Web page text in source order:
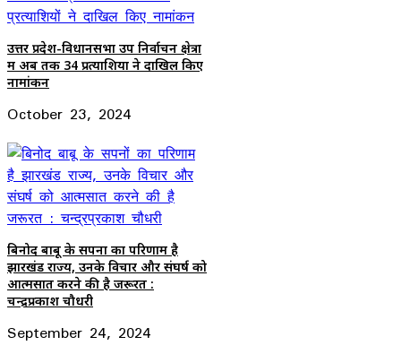
उत्तर प्रदेश-विधानसभा उप निर्वाचन क्षेत्रों
में अब तक 34 प्रत्याशियों ने दाखिल किए
नामांकन
October 23, 2024
बिनोद बाबू के सपनों का परिणाम है
झारखंड राज्य, उनके विचार और संघर्ष को
आत्मसात करने की है जरूरत :
चन्द्रप्रकाश चौधरी
September 24, 2024